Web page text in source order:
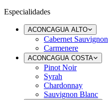
Especialidades
ACONCAGUA ALTO
Cabernet Sauvignon
Carmenere
ACONCAGUA COSTA
Pinot Noir
Syrah
Chardonnay
Sauvignon Blanc